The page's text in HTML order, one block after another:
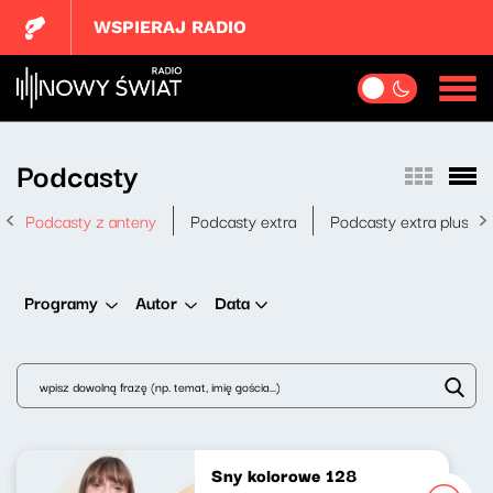
WSPIERAJ RADIO
Podcasty
Podcasty z anteny Podcasty extra Podcasty extra plus
Programy Autor Data
Sny kolorowe 128